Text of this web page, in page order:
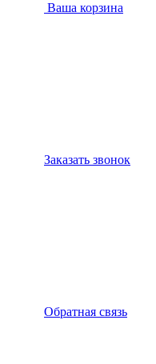
Ваша корзина
Заказать звонок
Обратная связь